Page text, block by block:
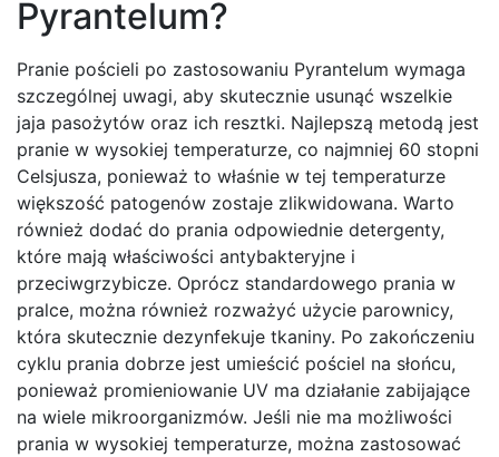
Pyrantelum?
Pranie pościeli po zastosowaniu Pyrantelum wymaga
szczególnej uwagi, aby skutecznie usunąć wszelkie
jaja pasożytów oraz ich resztki. Najlepszą metodą jest
pranie w wysokiej temperaturze, co najmniej 60 stopni
Celsjusza, ponieważ to właśnie w tej temperaturze
większość patogenów zostaje zlikwidowana. Warto
również dodać do prania odpowiednie detergenty,
które mają właściwości antybakteryjne i
przeciwgrzybicze. Oprócz standardowego prania w
pralce, można również rozważyć użycie parownicy,
która skutecznie dezynfekuje tkaniny. Po zakończeniu
cyklu prania dobrze jest umieścić pościel na słońcu,
ponieważ promieniowanie UV ma działanie zabijające
na wiele mikroorganizmów. Jeśli nie ma możliwości
prania w wysokiej temperaturze, można zastosować